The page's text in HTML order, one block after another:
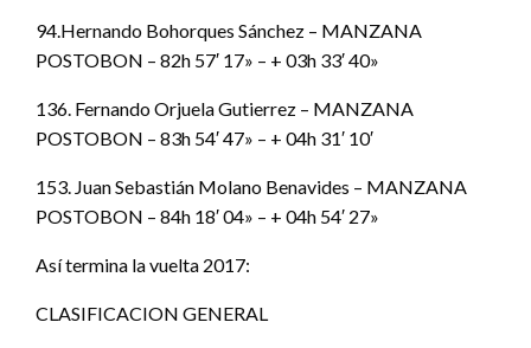
94.Hernando Bohorques Sánchez – MANZANA
POSTOBON – 82h 57′ 17» – + 03h 33′ 40»
136. Fernando Orjuela Gutierrez – MANZANA
POSTOBON – 83h 54′ 47» – + 04h 31′ 10′
153. Juan Sebastián Molano Benavides – MANZANA
POSTOBON – 84h 18′ 04» – + 04h 54′ 27»
Así termina la vuelta 2017:
CLASIFICACION GENERAL